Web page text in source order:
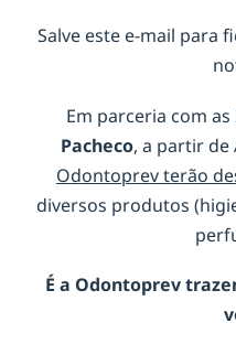
Salve este e-mail para
Em parceria com as
Pacheco, a partir de
Odontoprev terão
diversos produtos
É a Odontoprev